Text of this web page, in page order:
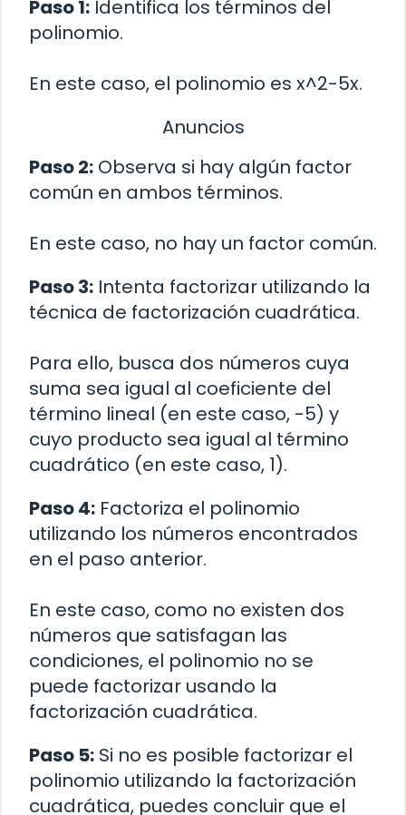
Paso 1: Identifica los términos del
polinomio.
En este caso, el polinomio es x^2-5x.
Anuncios
Paso 2: Observa si hay algún factor
común en ambos términos.
En este caso, no hay un factor común.
Paso 3: Intenta factorizar utilizando la
técnica de factorización cuadrática.
Para ello, busca dos números cuya
suma sea igual al coeficiente del
término lineal (en este caso, -5) y
cuyo producto sea igual al término
cuadrático (en este caso, 1).
Paso 4: Factoriza el polinomio
utilizando los números encontrados
en el paso anterior.
En este caso, como no existen dos
números que satisfagan las
condiciones, el polinomio no se
puede factorizar usando la
factorización cuadrática.
Paso 5: Si no es posible factorizar el
polinomio utilizando la factorización
cuadrática, puedes concluir que el